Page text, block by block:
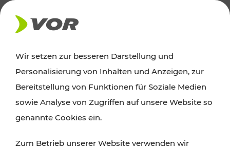
AKTUELLES
Ausflugstipps
Wien, Niederösterreich und das Burgenland
Wanderungen, Kultur und Gastronomie,
Wir setzen zur besseren Darstellung und
Personalisierung von Inhalten und Anzeigen, zur
Bereitstellung von Funktionen für Soziale Medien
sowie Analyse von Zugriffen auf unsere Website so
genannte Cookies ein.
Zum Betrieb unserer Website verwenden wir